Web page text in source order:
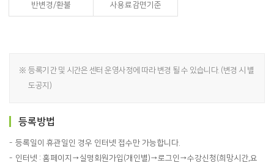
반변경/환불 사용료감면기준
※ 등록기간 및 시간은 센터 운영사정에 따라 변경 될 수 있습니다. (변경 시 별
도공지)
등록방법
등록일이 휴관일인 경우 인터넷 접수만 가능합니다.
인터넷 : 홈페이지→실명회원가입(개인별)→로그인→수강신청(희망시간,요